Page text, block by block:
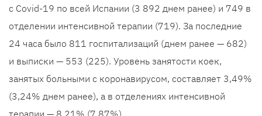
с Covid-19 по всей Испании (3 892 днем ранее) и 749 в
отделении интенсивной терапии (719). За последние
24 часа было 811 госпитализаций (днем ранее — 682)
и выписки — 553 (225). Уровень занятости коек,
занятых больными с коронавирусом, составляет 3,49%
(3,24% днем ранее), а в отделениях интенсивной